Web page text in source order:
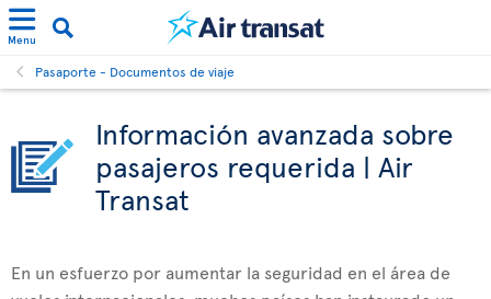
Menu
Pasaporte - Documentos de viaje
Información avanzada sobre
pasajeros requerida | Air
Transat
En un esfuerzo por aumentar la seguridad en el área de